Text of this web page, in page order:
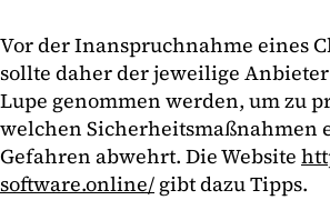
Vor der Inanspruchnahme eines
sollte daher der jeweilige
Lupe genommen werden, um zu
welchen Sicherheitsmaßnahmen
Gefahren abwehrt. Die Website
software.online/ gibt dazu Tipps.